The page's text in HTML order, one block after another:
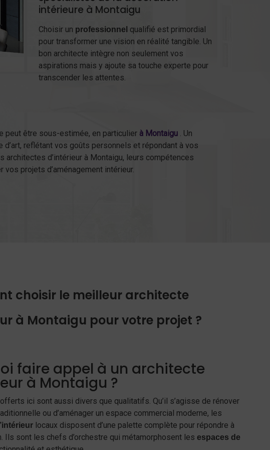
intérieure à Montaigu
Choisir un professionnel qualifié est primordial
pour transformer une vision en réalité tangible. Un
bon architecte intègre non seulement vos
aspirations mais y ajoute sa touche experte pour
transcender les attentes.
peut être sous-estimée, en particulier à Montaigu . Un
reflétant vos goûts personnels et répondant à vos
d’intérieur à Montaigu, leurs compétences
projets d’aménagement intérieur.
choisir le meilleur architecte
à Montaigu pour votre projet ?
faire appel à un architecte
à Montaigu ?
offerts ici sont aussi divers que qualitatifs. Qu’il s’agisse de rénover
ou d’aménager un espace commercial moderne, les
locaux disposent d’une palette complète pour répondre à
Ils sont les chefs d’orchestre qui métamorphosent les espaces de